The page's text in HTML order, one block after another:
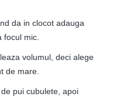
da in clocot adauga
mic.
volumul, deci alege
de mare.
pui cubulete, apoi